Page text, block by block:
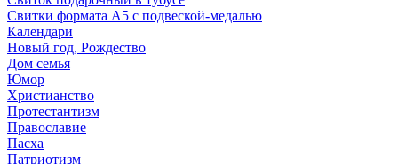
Свитки формата А5 с подвеской-медалью
Календари
Новый год, Рождество
Дом семья
Юмор
Христианство
Протестантизм
Православие
Пасха
Патриотизм